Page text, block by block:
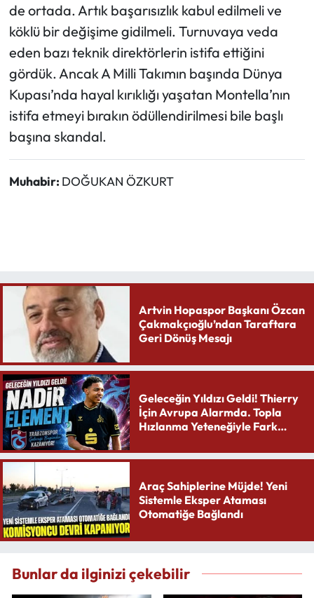
de ortada. Artık başarısızlık kabul edilmeli ve
köklü bir değişime gidilmeli. Turnuvaya veda
eden bazı teknik direktörlerin istifa ettiğini
gördük. Ancak A Milli Takımın başında Dünya
Kupası’nda hayal kırıklığı yaşatan Montella’nın
istifa etmeyi bırakın ödüllendirilmesi bile başlı
başına skandal.
Muhabir: DOĞUKAN ÖZKURT
Artvin Hopaspor Başkanı Özcan
Çakmakçıoğlu’ndan Taraftara
Geri Dönüş Mesajı
Geleceğin Yıldızı Geldi! Thierry
İçin Avrupa Alarmda. Topla
Hızlanma Yeteneğiyle Fark
Araç Sahiplerine Müjde! Yeni
Sistemle Eksper Ataması
Otomatiğe Bağlandı
Bunlar da ilginizi çekebilir